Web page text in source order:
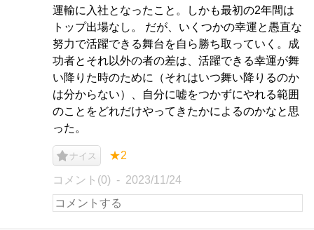
運輸に入社となったこと。しかも最初の2年間は
トップ出場なし。 だが、いくつかの幸運と愚直な
努力で活躍できる舞台を自ら勝ち取っていく。成
功者とそれ以外の者の差は、活躍できる幸運が舞
い降りた時のために（それはいつ舞い降りるのか
は分からない）、自分に嘘をつかずにやれる範囲
のことをどれだけやってきたかによるのかなと思
った。
ナイス ★2
コメント(0) 2023/11/24